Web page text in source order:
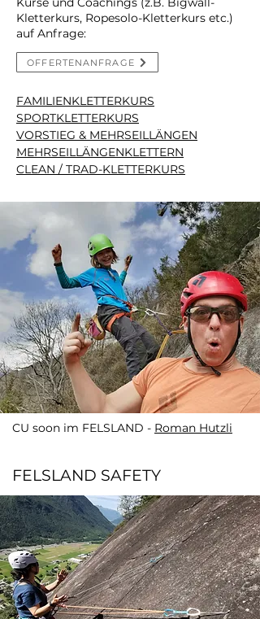
Kletterkurs, Ropesolo-Kletterkurs etc.)
auf Anfrage:
OFFERTENANFRAGE
FAMILIENKLETTERKURS
SPORTKLETTERKURS
VORSTIEG & MEHRSEILLÄNGEN
MEHRSEILLÄNGENKLETTERN
CLEAN / TRAD-KLETTERKURS
CU soon im FELSLAND - Roman Hutzli
FELSLAND SAFETY